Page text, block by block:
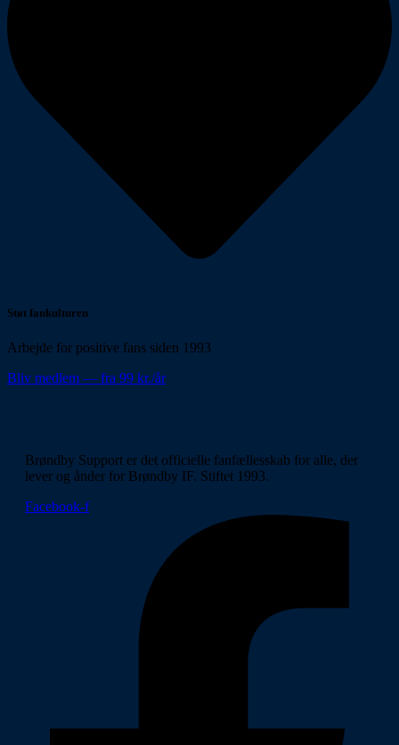
Støt fankulturen
Arbejde for positive fans siden 1993
Bliv medlem — fra 99 kr./år
Brøndby Support er det officielle fanfællesskab for alle, der
lever og ånder for Brøndby IF. Stiftet 1993.
Facebook-f